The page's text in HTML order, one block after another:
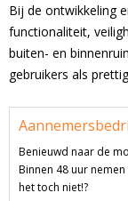
Bij de ontwikkeling
functionaliteit,
buiten- en
gebruikers als
Benieuwd naar de
Binnen 48 uur
het toch niet!?